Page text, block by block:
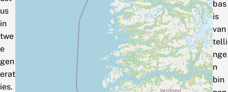
us
in
twe
e
gen
erat
ies.
bas
is
van
telli
nge
n
bin